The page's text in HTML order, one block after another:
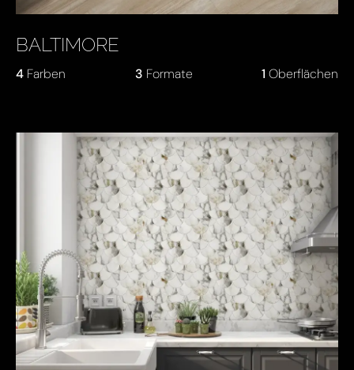
BALTIMORE
4 Farben 3 Formate 1 Oberflächen